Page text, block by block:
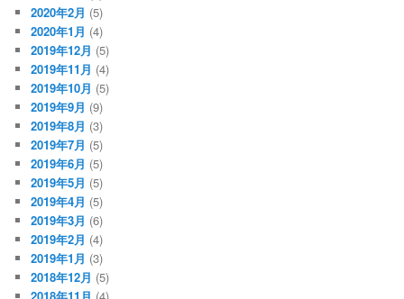
2020年2月 (5)
2020年1月 (4)
2019年12月 (5)
2019年11月 (4)
2019年10月 (5)
2019年9月 (9)
2019年8月 (3)
2019年7月 (5)
2019年6月 (5)
2019年5月 (5)
2019年4月 (5)
2019年3月 (6)
2019年2月 (4)
2019年1月 (3)
2018年12月 (5)